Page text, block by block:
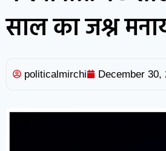
साल का जश्न
politicalmirchi December 30,